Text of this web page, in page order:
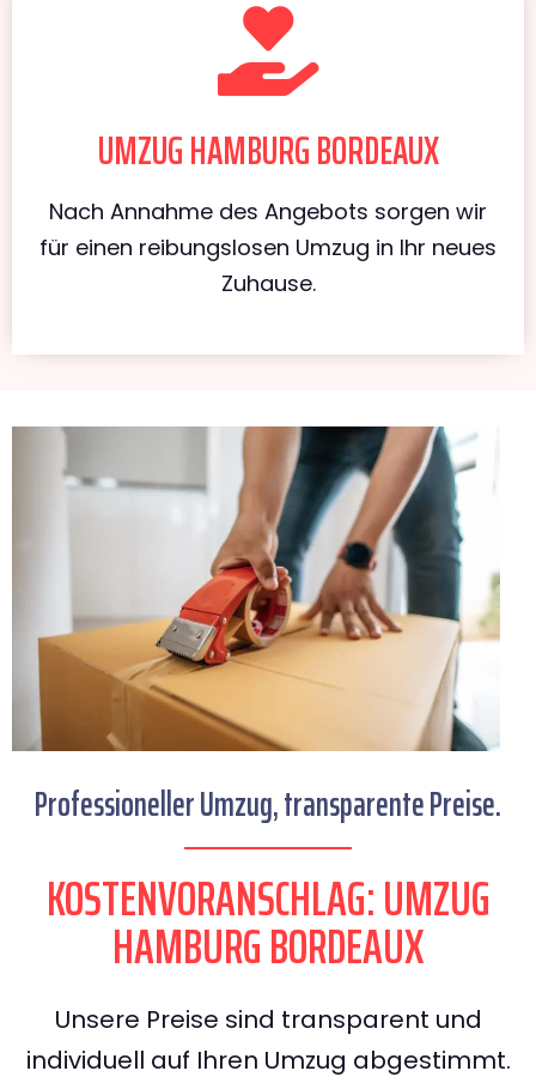
UMZUG HAMBURG BORDEAUX
Nach Annahme des Angebots sorgen wir
für einen reibungslosen Umzug in Ihr neues
Zuhause.
Professioneller Umzug, transparente Preise.
KOSTENVORANSCHLAG: UMZUG
HAMBURG BORDEAUX
Unsere Preise sind transparent und
individuell auf Ihren Umzug abgestimmt.